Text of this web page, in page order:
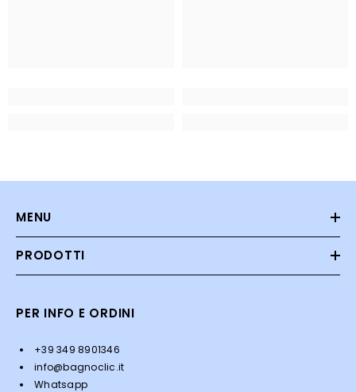
MENU
PRODOTTI
PER INFO E ORDINI
+39 349 8901346
info@bagnoclic.it
Whatsapp